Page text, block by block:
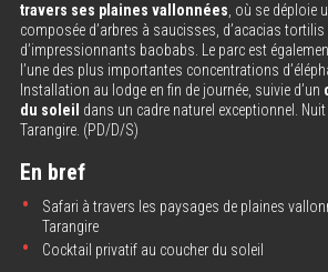
travers ses plaines vallonnées , où se déploie
composée d’arbres à saucisses, d’acacias tortilis
d’impressionnants baobabs. Le parc est
l’une des plus importantes concentrations
Installation au lodge en fin de journée, suivie d’un
du soleil dans un cadre naturel exceptionnel.
Tarangire. (PD/D/S)
En bref
Safari à travers les paysages de plaines
Tarangire
Cocktail privatif au coucher du soleil